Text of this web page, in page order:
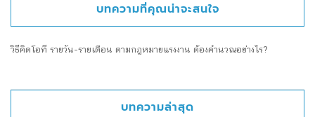
บทความที่คุณน่าจะสนใจ
วิธีคิดโอที รายวัน-รายเดือน ตามกฎหมายแรงงาน ต้องคำนวณอย่างไร?
บทความล่าสุด